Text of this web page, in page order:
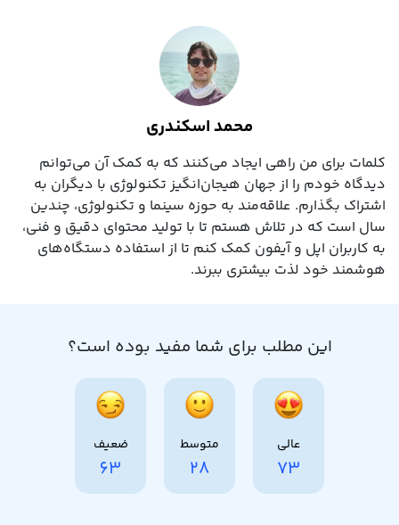
محمد اسکندری
کلمات برای من راهی ایجاد می‌کنند که به کمک آن می‌توانم
دیدگاه خودم را از جهان هیجان‌انگیز تکنولوژی با دیگران به
اشتراک بگذارم. علاقه‌مند به حوزه سینما و تکنولوژی، چندین
سال است که در تلاش هستم تا با تولید محتوای دقیق و فنی،
به کاربران اپل و آیفون کمک کنم تا از استفاده دستگاه‌های
هوشمند خود لذت بیشتری ببرند.
این مطلب برای شما مفید بوده است؟
عالی
73
متوسط
28
ضعیف
63